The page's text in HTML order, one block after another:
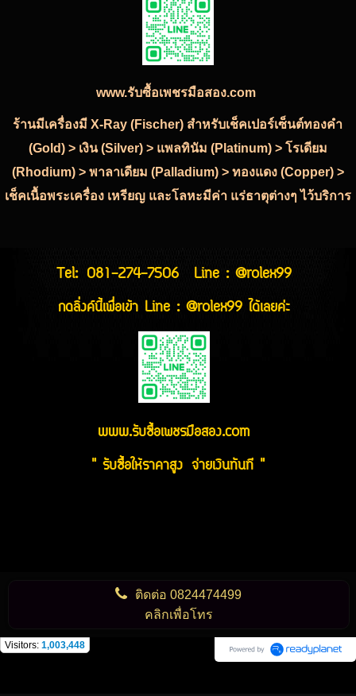
www.รับซื้อเพชรมือสอง.com
ร้านมีเครื่องมี X-Ray (Fischer) สำหรับเช็คเปอร์เซ็นต์ทองคำ
(Gold) > เงิน (Silver) > แพลทินัม (Platinum) > โรเดียม
(Rhodium) > พาลาเดียม (Palladium) > ทองแดง (Copper) >
เช็คเนื้อพระเครื่อง เหรียญ และโลหะมีค่า แร่ธาตุต่างๆ ไว้บริการ
Tel: 081-274-7506
Line : @rolex99
กดลิ่งค์นี้เพื่อเข้า Line : @rolex99 ได้เลยค่ะ
www.รับซื้อเพชรมือสอง.com
" รับซื้อให้ราคาสูง จ่ายเงินทันที "
ติดต่อ0824474499
คลิกเพื่อโทร
Visitors: 1,003,448